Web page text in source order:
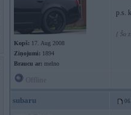
Kopš: 17. Aug 2008
Ziņojumi: 1894
Braucu ar: melno
p.s.
[ Šo
subaru